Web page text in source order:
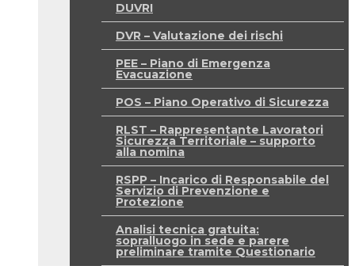
DUVRI
DVR – Valutazione dei rischi
PEE – Piano di Emergenza
Evacuazione
POS – Piano Operativo di Sicurezza
RLST – Rappresentante Lavoratori
Sicurezza Territoriale – supporto
alla nomina
RSPP – Incarico di Responsabile del
Servizio di Prevenzione e
Protezione
Analisi tecnica gratuita:
sopralluogo in sede e parere
preliminare tramite Questionario